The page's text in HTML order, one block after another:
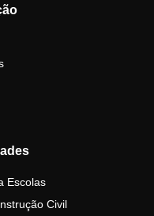
Escolas
Civil